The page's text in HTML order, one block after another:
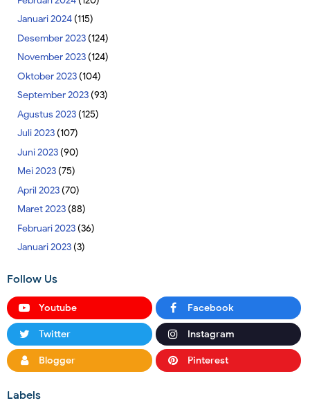
Januari 2024(115)
Desember 2023(124)
November 2023(124)
Oktober 2023(104)
September 2023(93)
Agustus 2023(125)
Juli 2023(107)
Juni 2023(90)
Mei 2023(75)
April 2023(70)
Maret 2023(88)
Februari 2023(36)
Januari 2023(3)
Follow Us
Youtube Facebook
Twitter Instagram
Blogger Pinterest
Labels